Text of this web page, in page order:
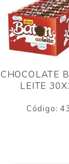
CHOCOLATE
LEITE
Código: